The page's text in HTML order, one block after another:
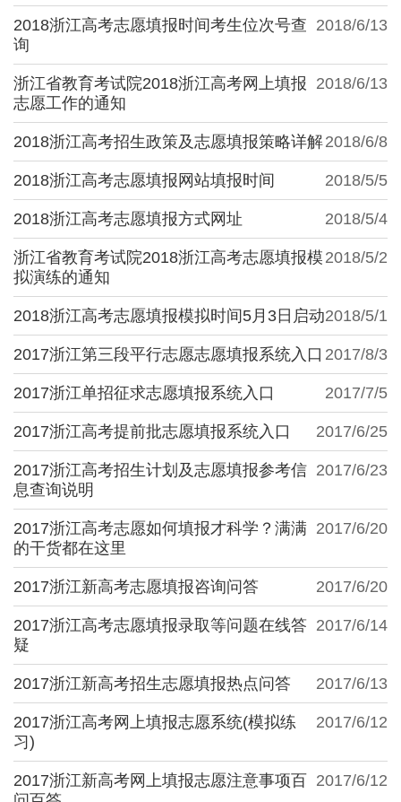
2018/6/13
2018浙江高考志愿填报时间考生位次号查
询
2018/6/13
浙江省教育考试院2018浙江高考网上填报
志愿工作的通知
2018/6/8
2018浙江高考招生政策及志愿填报策略详解
2018/5/5
2018浙江高考志愿填报网站填报时间
2018/5/4
2018浙江高考志愿填报方式网址
2018/5/2
浙江省教育考试院2018浙江高考志愿填报模
拟演练的通知
2018/5/1
2018浙江高考志愿填报模拟时间5月3日启动
2017/8/3
2017浙江第三段平行志愿志愿填报系统入口
2017/7/5
2017浙江单招征求志愿填报系统入口
2017/6/25
2017浙江高考提前批志愿填报系统入口
2017/6/23
2017浙江高考招生计划及志愿填报参考信
息查询说明
2017/6/20
2017浙江高考志愿如何填报才科学？满满
的干货都在这里
2017/6/20
2017浙江新高考志愿填报咨询问答
2017/6/14
2017浙江高考志愿填报录取等问题在线答
疑
2017/6/13
2017浙江新高考招生志愿填报热点问答
2017/6/12
2017浙江高考网上填报志愿系统(模拟练
习)
2017/6/12
2017浙江新高考网上填报志愿注意事项百